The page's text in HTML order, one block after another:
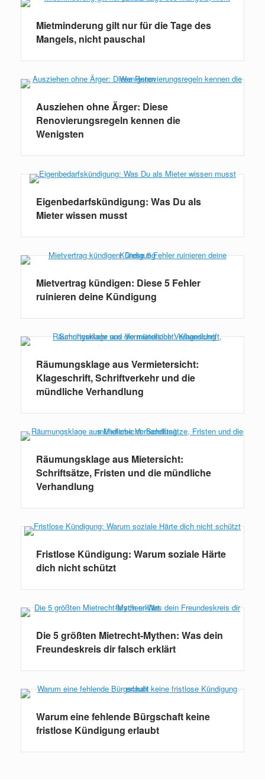
Mietminderung gilt nur für die Tage des
Mangels, nicht pauschal
Ausziehen ohne Ärger: Diese
Renovierungsregeln kennen die
Wenigsten
Eigenbedarfskündigung: Was Du als
Mieter wissen musst
Mietvertrag kündigen: Diese 5 Fehler
ruinieren deine Kündigung
Räumungsklage aus Vermietersicht:
Klageschrift, Schriftverkehr und die
mündliche Verhandlung
Räumungsklage aus Mietersicht:
Schriftsätze, Fristen und die mündliche
Verhandlung
Fristlose Kündigung: Warum soziale Härte
dich nicht schützt
Die 5 größten Mietrecht-Mythen: Was dein
Freundeskreis dir falsch erklärt
Warum eine fehlende Bürgschaft keine
fristlose Kündigung erlaubt